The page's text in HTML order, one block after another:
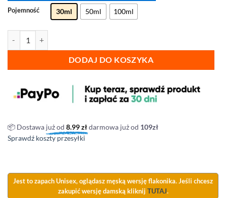
Pojemność
30ml 50ml 100ml
DODAJ DO KOSZYKA
📦 Dostawa już od 8.99złdarmowa już od 109zł
Sprawdź koszty przesyłki
Jest to zapach Unisex, oglądasz męską wersję flakonika. Jeśli chcesz
zakupić wersję damską kliknij TUTAJ.